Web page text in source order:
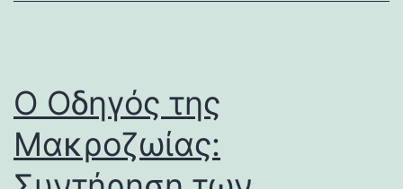
Ο Οδηγός της
Μακροζωίας: